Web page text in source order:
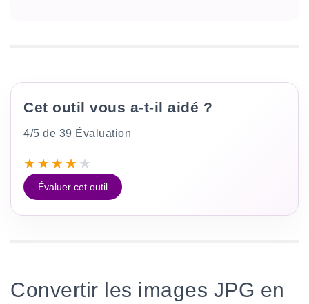
Cet outil vous a-t-il aidé ?
4/5 de 39 Évaluation
★★★★ ★
Évaluer cet outil
Convertir les images JPG en